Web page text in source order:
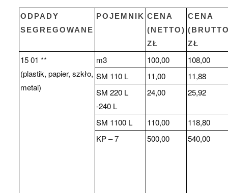
ODPADY
SEGREGOWANE
POJEMNIK CENA
(NETTO)
ZŁ
CENA
ZŁ
15 01 **
(plastik, papier, szkło,
metal)
m3 100,00
108,00
SM 110 L
11,00
11,88
SM 220 L
-240 L
24,00 25,92
SM 1100 L 110,00
118,80
KP – 7
500,00 540,00